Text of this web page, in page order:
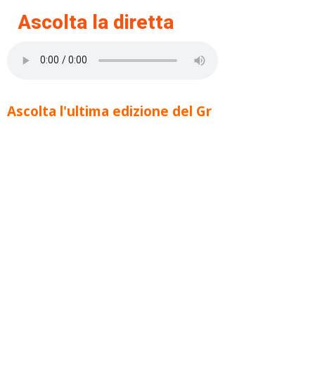
Ascolta la diretta
Ascolta l'ultima edizione del Gr